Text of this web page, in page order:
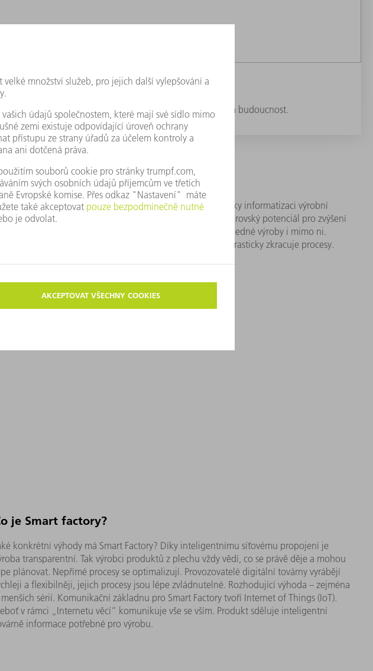
má být průmyslová výroba optimálně připravena na budoucnost.
je průmysl 4.0?
Průmyslu 4.0 je digitální síťové propojení, které díky informatizaci výrobní
a vývoji digitálních obchodních platforem nabízí obrovský potenciál pro zvýšení
flexibility a produktivity. Spojuje různé komponenty v rámci jedné výroby i mimo ni.
budoucnosti trvale optimalizuje výrobní postupy a drasticky zkracuje procesy.
je Smart factory?
konkrétní výhody má Smart Factory? Díky inteligentnímu síťovému propojení je
transparentní. Tak výrobci produktů z plechu vždy vědí, co se právě děje a mohou
plánovat. Nepřímé procesy se optimalizují. Provozovatelé digitální továrny vyrábějí
a flexibilněji, jejich procesy jsou lépe zvládnutelné. Rozhodující výhoda – zejména
sérií. Komunikační základnu pro Smart Factory tvoří Internet of Things (IoT).
v rámci „Internetu věcí“ komunikuje vše se vším. Produkt sděluje inteligentní
informace potřebné pro výrobu.